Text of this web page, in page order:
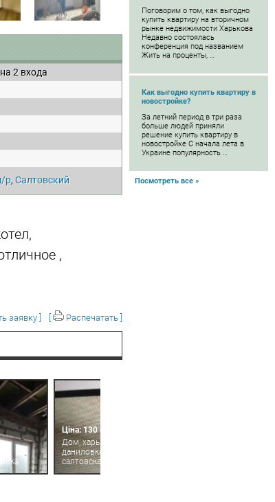
Поговорим о том, как выгодно
купить квартиру на вторичном
рынке недвижимости Харькова
Недавно состоялась
конференция под названием
Жить на проценты, …
Как выгодно купить квартиру в
новостройке?
За летний период в три раза
больше людей приняли
решение купить квартиру в
новостройке С начала лета в
Украине популярность …
Посмотреть все »
2 входа
р, Салтовский
,
заявку ] Распечатать ]
Ціна: 130 000
Дом, харьков, большая
даниловка, метро
салтовская (героев труда)